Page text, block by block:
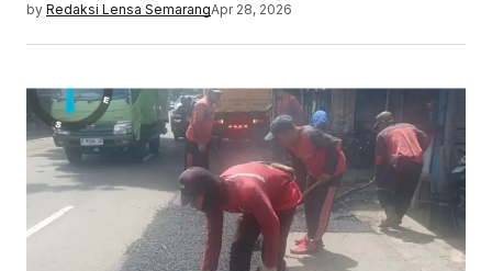
by Redaksi Lensa SemarangApr 28, 2026